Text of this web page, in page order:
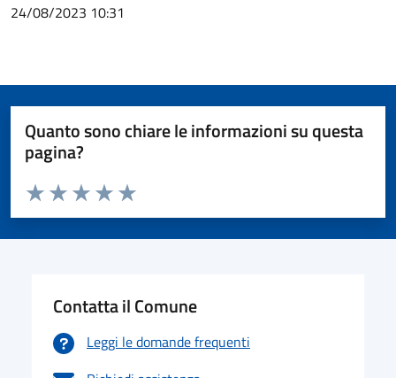
24/08/2023 10:31
Quanto sono chiare le informazioni su questa
pagina?
Valuta da 1 a 5 stelle la pagina
Valuta 5 stelle su 5
Valuta 4 stelle su 5
Valuta 3 stelle su 5
Valuta 2 stelle su 5
Valuta 1 stelle su 5
Contatta il Comune
Leggi le domande frequenti